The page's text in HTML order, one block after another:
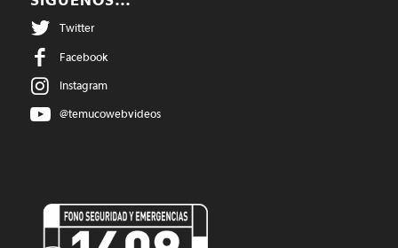
Twitter
Facebook
Instagram
@temucowebvideos